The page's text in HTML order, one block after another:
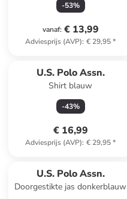
-53%
vanaf: € 13,99
Adviesprijs (AVP): € 29,95*
U.S. Polo Assn.
Shirt blauw
-43%
€ 16,99
Adviesprijs (AVP): € 29,95*
U.S. Polo Assn.
Doorgestikte jas donkerblauw